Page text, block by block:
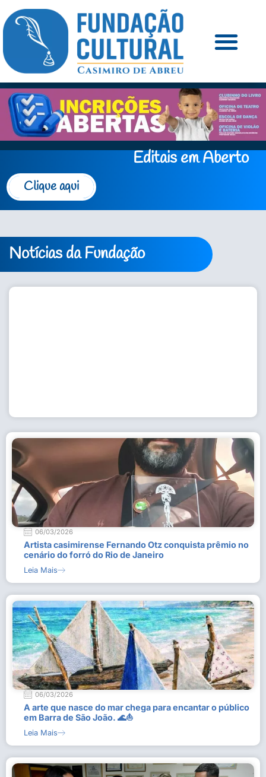
Editais em Aberto
Clique aqui
Notícias da Fundação
06/03/2026
Artista casimirense Fernando Otz conquista prêmio no
cenário do forró do Rio de Janeiro
Leia Mais
06/03/2026
A arte que nasce do mar chega para encantar o público
em Barra de São João. 🌊⛵
Leia Mais